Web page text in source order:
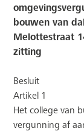
bouwen van
Melottestraat
zitting
Besluit
Artikel 1
Het college van
vergunning af